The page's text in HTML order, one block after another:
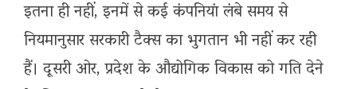
इतना ही नहीं, इनमें से कई कंपनियां लंबे समय से
नियमानुसार सरकारी टैक्स का भुगतान भी नहीं कर रही
हैं। दूसरी ओर, प्रदेश के औद्योगिक विकास को गति देने